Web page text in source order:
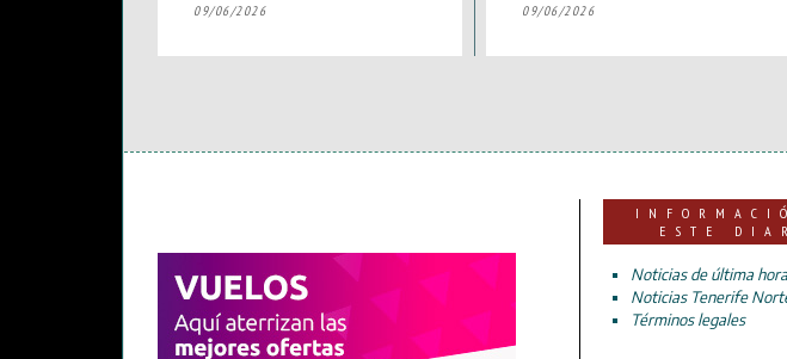
09/06/2026 09/06/2026
ESTE
Noticias de última
Noticias Tenerife
Términos legales